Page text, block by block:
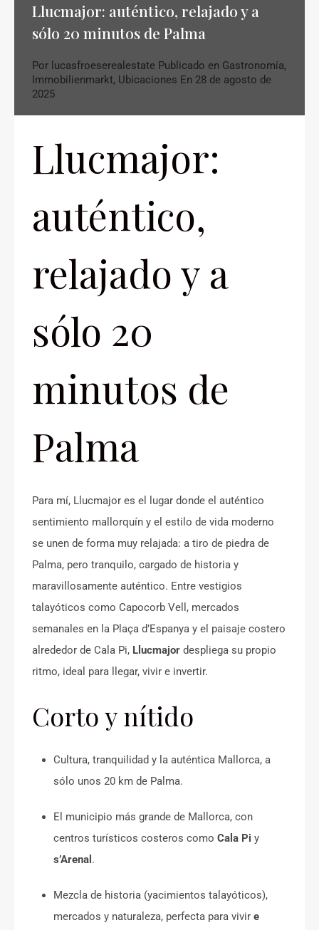
Llucmajor: auténtico, relajado y a
sólo 20 minutos de Palma
Por lucasfroeserealestate Publicado en Gastronomía,
Immobilienmarkt, Ubicaciones En 28 de agosto de
2025
Llucmajor:
auténtico,
relajado y a
sólo 20
minutos de
Palma
Para mí, Llucmajor es el lugar donde el auténtico
sentimiento mallorquín y el estilo de vida moderno
se unen de forma muy relajada: a tiro de piedra de
Palma, pero tranquilo, cargado de historia y
maravillosamente auténtico. Entre vestigios
talayóticos como Capocorb Vell, mercados
semanales en la Plaça d’Espanya y el paisaje costero
alrededor de Cala Pi, Llucmajor despliega su propio
ritmo, ideal para llegar, vivir e invertir.
Corto y nítido
Cultura, tranquilidad y la auténtica Mallorca, a
sólo unos 20 km de Palma.
El municipio más grande de Mallorca, con
centros turísticos costeros como Cala Pi y
s’Arenal .
Mezcla de historia (yacimientos talayóticos),
mercados y naturaleza, perfecta para vivir e